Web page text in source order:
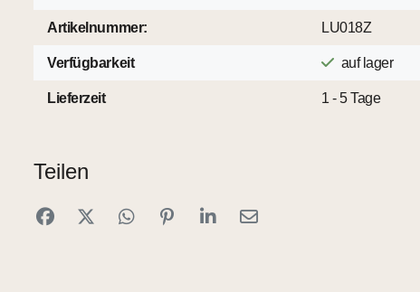
Artikelnummer: LU018Z
Verfügbarkeit auf lager
Lieferzeit 1 - 5 Tage
Teilen